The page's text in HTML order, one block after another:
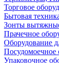
Торговое
Бытовая
Зонты
Прачечное
Оборудование
Посудомоечное
Упаковочное